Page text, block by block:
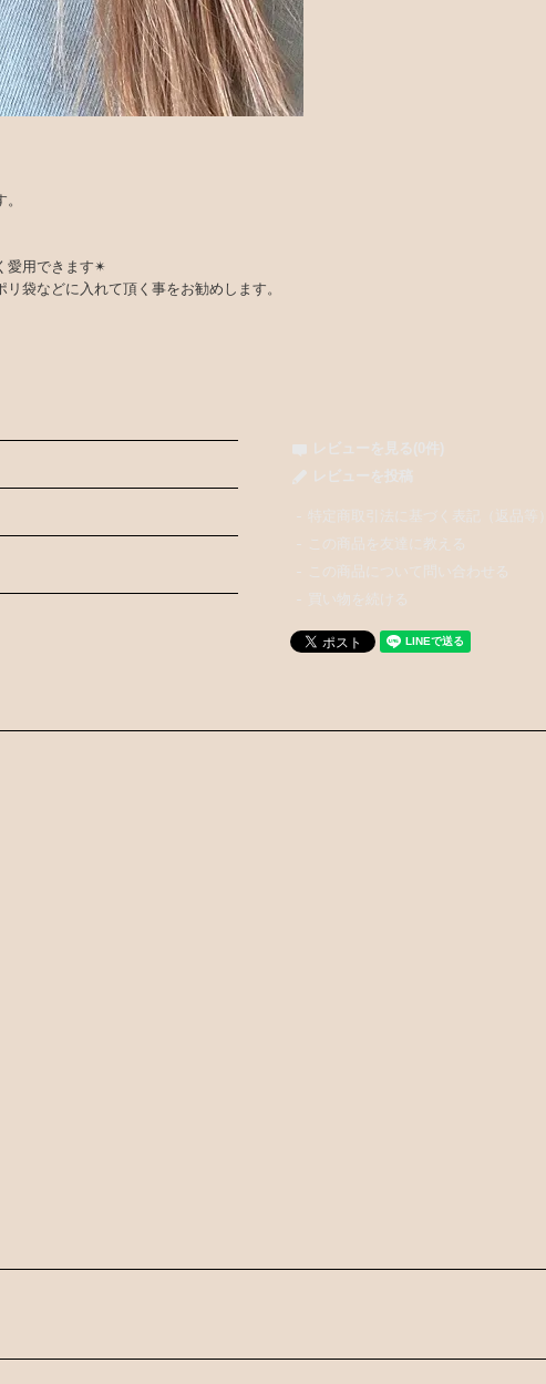
愛用できます✴
袋などに入れて頂く事をお勧めします。
レビューを見る(0件)
レビューを投稿
特定商取引法に基づく表記（返品等）
この商品を友達に教える
この商品について問い合わせる
買い物を続ける